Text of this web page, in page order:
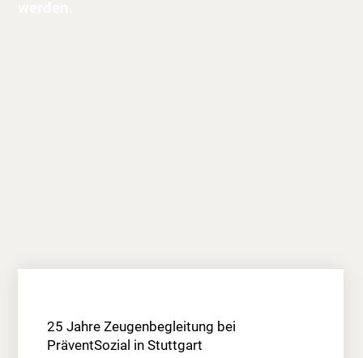
25 Jahre Zeugenbegleitung bei
PräventSozial in Stuttgart